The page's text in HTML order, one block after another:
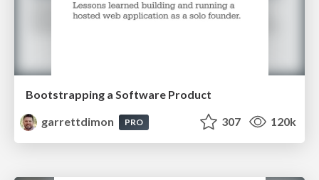
Bootstrapping a Software Product
garrettdimon
PRO 307 120k